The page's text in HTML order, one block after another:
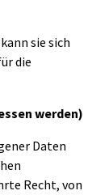
sie sich
die
werden)
Daten
Recht, von